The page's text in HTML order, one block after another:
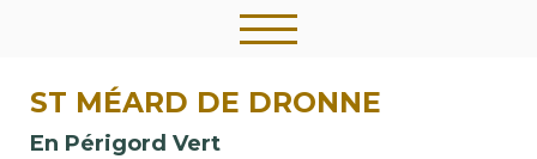
ST MÉARD DE DRONNE
En Périgord Vert